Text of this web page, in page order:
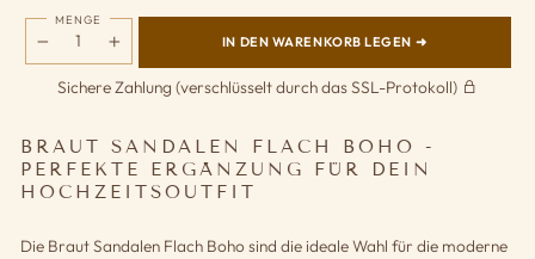
MENGE
IN DEN WARENKORB LEGEN ➜
Sichere Zahlung (verschlüsselt durch das SSL-Protokoll)
BRAUT SANDALEN FLACH BOHO -
PERFEKTE ERGÄNZUNG FÜR DEIN
HOCHZEITSOUTFIT
Die Braut Sandalen Flach Boho sind die ideale Wahl für die moderne